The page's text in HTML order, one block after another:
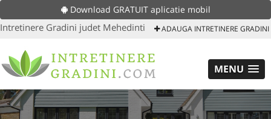
Download GRATUIT aplicatie mobil
Intretinere Gradini judet Mehedinti ADAUGA INTRETINERE GRADINI
MENU